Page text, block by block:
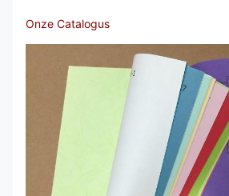
Onze Catalogus